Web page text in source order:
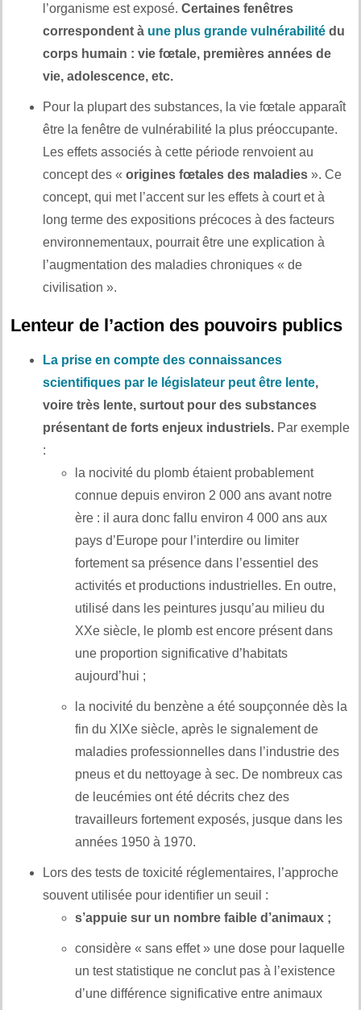
l’organisme est exposé. Certaines fenêtres
correspondent à une plus grande vulnérabilité du
corps humain : vie fœtale, premières années de
vie, adolescence, etc.
Pour la plupart des substances, la vie fœtale apparaît
être la fenêtre de vulnérabilité la plus préoccupante.
Les effets associés à cette période renvoient au
concept des « origines fœtales des maladies ». Ce
concept, qui met l’accent sur les effets à court et à
long terme des expositions précoces à des facteurs
environnementaux, pourrait être une explication à
l’augmentation des maladies chroniques « de
civilisation ».
Lenteur de l’action des pouvoirs publics
La prise en compte des connaissances
scientifiques par le législateur peut être lente,
voire très lente, surtout pour des substances
présentant de forts enjeux industriels. Par exemple
:
la nocivité du plomb étaient probablement
connue depuis environ 2 000 ans avant notre
ère : il aura donc fallu environ 4 000 ans aux
pays d’Europe pour l’interdire ou limiter
fortement sa présence dans l’essentiel des
activités et productions industrielles. En outre,
utilisé dans les peintures jusqu’au milieu du
XXe siècle, le plomb est encore présent dans
une proportion significative d’habitats
aujourd’hui ;
la nocivité du benzène a été soupçonnée dès la
fin du XIXe siècle, après le signalement de
maladies professionnelles dans l’industrie des
pneus et du nettoyage à sec. De nombreux cas
de leucémies ont été décrits chez des
travailleurs fortement exposés, jusque dans les
années 1950 à 1970.
Lors des tests de toxicité réglementaires, l’approche
souvent utilisée pour identifier un seuil :
s’appuie sur un nombre faible d’animaux ;
considère « sans effet » une dose pour laquelle
un test statistique ne conclut pas à l’existence
d’une différence significative entre animaux